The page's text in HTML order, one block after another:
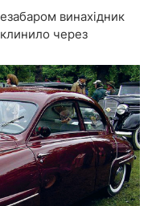
винахідник
через